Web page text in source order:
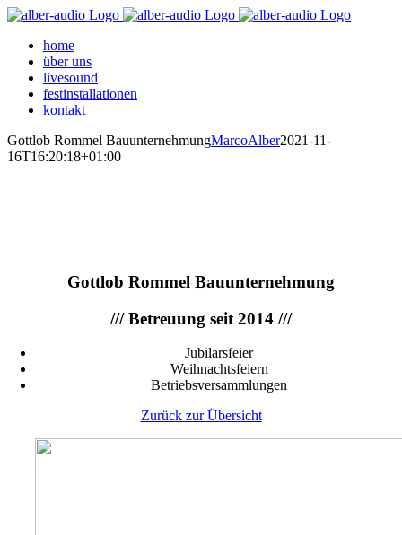
Zum
springenhome
über uns
livesound
festinstallationen
kontakt
Gottlob Rommel BauunternehmungMarcoAlber2021-11-
16T16:20:18+01:00
Gottlob Rommel Bauunternehmung
/// Betreuung seit 2014 ///
Jubilarsfeier
Weihnachtsfeiern
Betriebsversammlungen
Zurück zur Übersicht